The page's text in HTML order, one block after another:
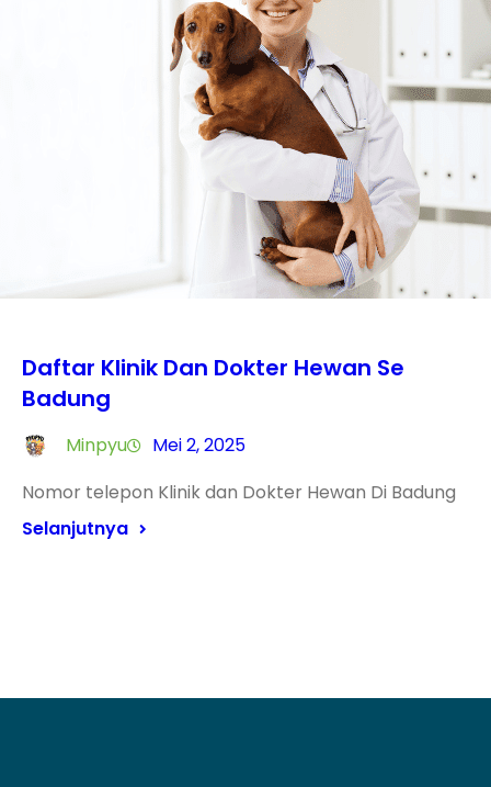
Daftar Klinik Dan Dokter Hewan Se
Badung
Minpyu
Mei 2, 2025
Nomor telepon Klinik dan Dokter Hewan Di Badung
Selanjutnya